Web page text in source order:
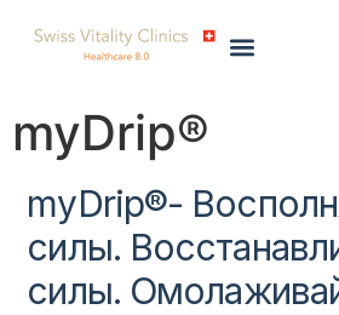
myDrip®
myDrip®-
силы.
силы.